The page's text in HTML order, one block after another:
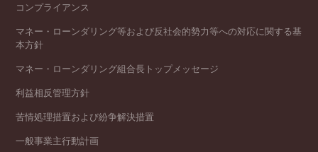
コンプライアンス
マネー・ローンダリング等および反社会的勢力等への対応に関する基
本方針
マネー・ローンダリング組合長トップメッセージ
利益相反管理方針
苦情処理措置および紛争解決措置
一般事業主行動計画